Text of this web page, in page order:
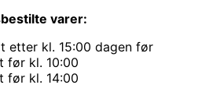
varer:
etter kl. 15:00 dagen før
før kl. 10:00
før kl. 14:00